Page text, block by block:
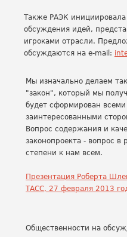
Также РАЭК инициировала
обсуждения идей,
игроками отрасли.
обсуждаются на e-mail:
Мы изначально делаем
"закон", который мы
будет сформирован всеми
заинтересованными
Вопрос содержания и
законопроекта - вопрос в
степени к нам всем.
Презентация Роберта
ТАСС, 27 февраля 2013
Общественности на